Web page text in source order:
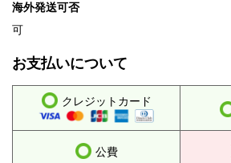
海外発送可否
可
お支払いについて
クレジットカード
公費